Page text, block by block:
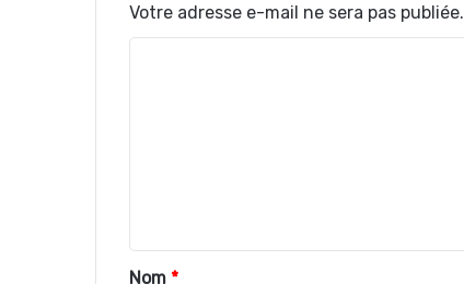
Votre adresse e-mail ne sera pas publiée.
t
Nom *